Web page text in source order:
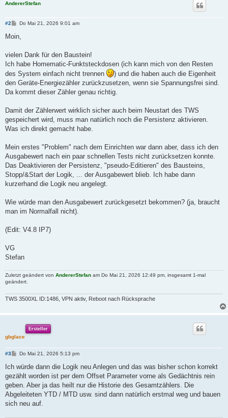
    ["$Out2","float",0],
        // internal variable a new value input was triggerd
    ["$Was_new_input","bool",true],
        // if input was reset
    ["$Found_reset","bool",false],
    ["$Continued_value","float",0],
        // interneal variable last raw value of input1
    ["$Last_input","float",0],
        // interneal variable last value continued counter
    ["$Last_continued","float",0]
  ],
// set true if logic trigger was a new raw measurment
    ["Triggered", "$In1", "$Was_new_input"],
        // Output input reset y/n
["Comparator" , "-$In1" , "$Found_reset" , "-
        // Add correction value to continued counting value
["CalcFormula",["$Continued_value","$In2"], "$Out1",
        // scale Output value1 to Output value2
    ["CalcFormula",["$Out1","$In3"], "$Out2", "$F3"],
// safe new input value as last value for next run
// safe new continued value as last value for next
"Input": [
    ["Eingang 1","Zählerrohwert","$In1","c" ],
    ["Eingang 3","Umrechnungsfaktor","$In3","u" ]
  ],
"Output": [
["Ausgang 1","Zählerwert weitergezählt +
    ["Ausgang 3","Reset am Inputzähler","$Found_reset","c" ]
    // Output internal results for debuging
    ,["Internal_1","Wert war Trigger","$Was_new_input","a" ]
,["Internal_3","Zwischenspeicher letzter
,["Internal_4","Zwischenspeicher
  ]
}
/**Der Schöpfer dieser Custom Logik überträgt die
AndererStefan
#2
B
i
a
Do Mai 21, 2026 9:01 am
Moin,
vielen Dank für den Baustein!
Ich habe Homematic-Funktsteckdosen (ich kann mich von den Resten
des System einfach nicht trennen
) und die haben auch die Eigenheit
den Geräte-Energiezähler zurückzusetzen, wenn sie Spannungsfrei sind.
Da kommt dieser Zähler genau richtig.
Damit der Zählerwert wirklich sicher auch beim Neustart des TWS
gespeichert wird, muss man natürlich noch die Persistenz aktivieren.
Was ich direkt gemacht habe.
Mein erstes "Problem" nach dem Einrichten war dann aber, dass ich den
Ausgabewert nach ein paar schnellen Tests nicht zurücksetzen konnte.
Das Deaktivieren der Persistenz, "pseudo-Editieren" des Bausteins,
Stopp/&Start der Logik, ... der Ausgabewert blieb. Ich habe dann
kurzerhand die Logik neu angelegt.
Wie würde man den Ausgabewert zurückgesetzt bekommen? (ja, braucht
man im Normalfall nicht).
(Edit: V4.8 IP7)
VG
Stefan
Zuletzt geändert von AndererStefan am Do Mai 21, 2026 12:49 pm, insgesamt 1-mal
geändert.
TWS 3500XL ID:1486, VPN aktiv, Reboot nach Rücksprache
Ersteller
gbglace
#3
B
i
r
a
Do Mai 21, 2026 5:13 pm
Ich würde dann die Logik neu Anlegen und das was bisher schon korrekt
gezählt worden ist per dem Offset Parameter vorne als Gedächtnis rein
geben. Aber ja das heilt nur die Historie des Gesamtzählers. Die
Abgeleiteten YTD / MTD usw. sind dann natürlich erstmal weg und bauen
sich neu auf.